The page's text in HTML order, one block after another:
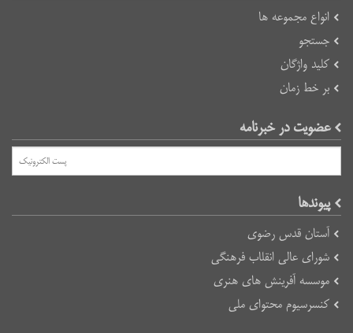
انواع مجموعه ها
جستجو
کلید واژگان
بر خط زمان
عضویت در خبرنامه
پیوند‌ها
آستان قدس رضوی
شورای عالی انقلاب فرهنگی
موسسه آفرینش های هنری
کنسرسیوم محتوای ملی